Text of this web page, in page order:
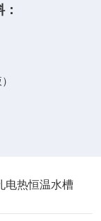
电热恒温水槽